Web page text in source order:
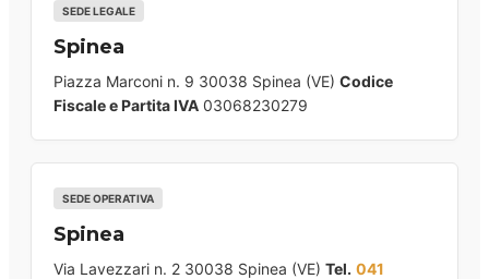
SEDE LEGALE
Spinea
Piazza Marconi n. 9 30038 Spinea (VE) Codice
Fiscale e Partita IVA 03068230279
SEDE OPERATIVA
Spinea
Via Lavezzari n. 2 30038 Spinea (VE) Tel. 041